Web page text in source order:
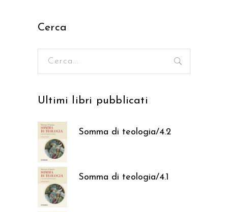
Cerca
Ultimi libri pubblicati
Somma di teologia/4.2
37,05€
Somma di teologia/4.1
37,05€